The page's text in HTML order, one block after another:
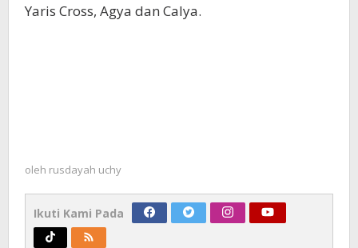
Yaris Cross, Agya dan Calya.
oleh rusdayah uchy
Ikuti Kami Pada